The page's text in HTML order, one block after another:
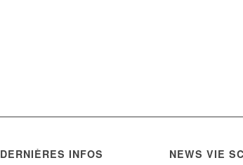
DERNIÈRES INFOS NEWS VIE